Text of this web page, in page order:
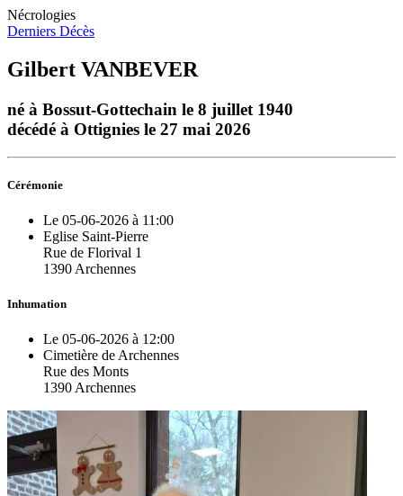
Nécrologies
Derniers Décès
Gilbert VANBEVER
né à Bossut-Gottechain le 8 juillet 1940
décédé à Ottignies le 27 mai 2026
Cérémonie
Le 05-06-2026 à 11:00
Eglise Saint-Pierre
Rue de Florival 1
1390 Archennes
Inhumation
Le 05-06-2026 à 12:00
Cimetière de Archennes
Rue des Monts
1390 Archennes